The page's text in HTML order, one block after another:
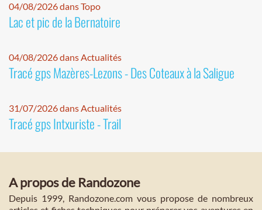
04/08/2026 dans Topo
Lac et pic de la Bernatoire
04/08/2026 dans Actualités
Tracé gps Mazères-Lezons - Des Coteaux à la Saligue
31/07/2026 dans Actualités
Tracé gps Intxuriste - Trail
A propos de Randozone
Depuis 1999, Randozone.com vous propose de nombreux